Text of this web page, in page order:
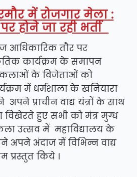
में रोजगार मेला :
होने जा रही भर्ती
तौर पर
कार्यक्रम के समापन
कलाओं के विजेताओं को
में धर्मशाला के खनियारा
प्राचीन वाद्य यंत्रों के साथ
विखेरते हुए सभी को मंत्र मुग्ध
उत्सव में महाविद्यालय के
अपने अंदाज में विभिन्न वाद्य
प्रस्तुत किये ।